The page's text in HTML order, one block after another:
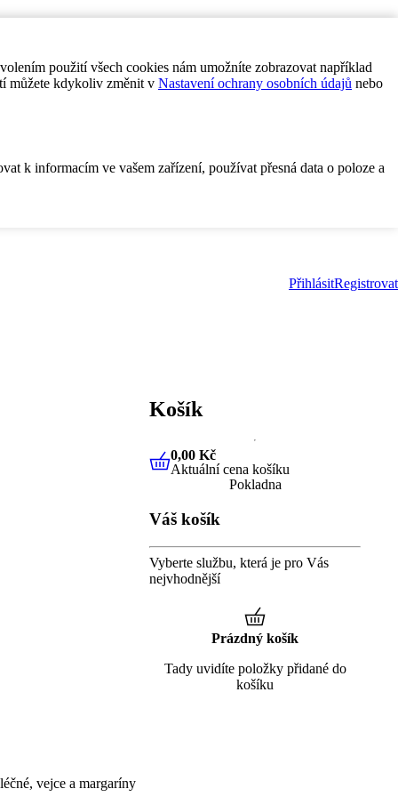
použití všech cookies nám umožníte zobrazovat například
můžete kdykoliv změnit v Nastavení ochrany osobních údajů nebo
k informacím ve vašem zařízení, používat přesná data o poloze a
PřihlásitRegistrovat
vejce a margaríny
Košík
0,00 KčAktuální cena košíku
0,00 Kč
Aktuální cena košíku
Pokladna
Váš košík
Vyberte službu, která je pro Vás
nejvhodnější
Prázdný košík
Tady uvidíte položky přidané do
košíku